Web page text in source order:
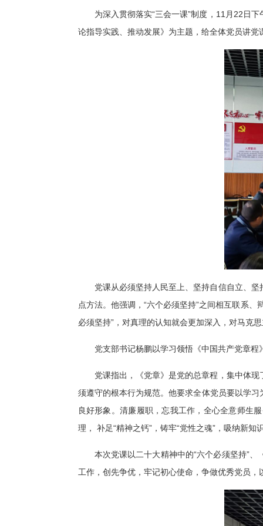
为深入贯彻落实“三会一课”制度，11月22日
论指导实践、推动发展》为主题，给全体党员讲党
党课从必须坚持人民至上、坚持自信自立、
点方法。他强调，“六个必须坚持”之间相互联系
必须坚持”，对真理的认知就会更加深入，对马克
党支部书记杨鹏以学习领悟《中国共产党章程
党课指出，《党章》是党的总章程，集中体
须遵守的根本行为规范。他要求全体党员要以学
良好形象。清廉履职，忘我工作，全心全意师生
理， 补足“精神之钙”，铸牢“党性之魂”，吸纳新
本次党课以二十大精神中的“六个必须坚持”
工作，创先争优，牢记初心使命，争做优秀党员